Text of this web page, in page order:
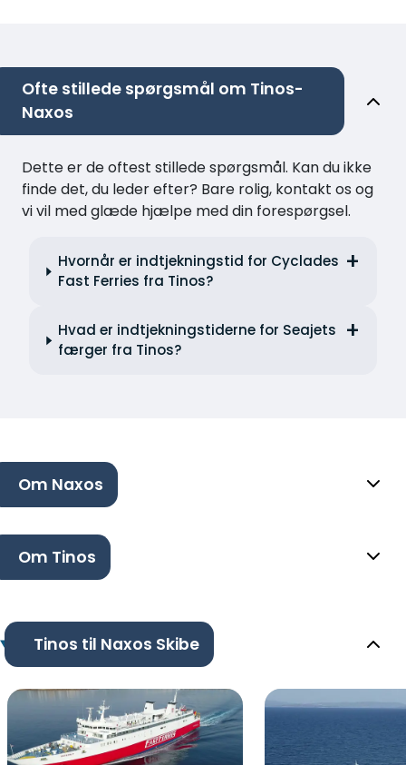
Ofte stillede spørgsmål om Tinos-
Naxos
Dette er de oftest stillede spørgsmål. Kan du ikke
finde det, du leder efter? Bare rolig, kontakt os og
vi vil med glæde hjælpe med din forespørgsel.
Hvornår er indtjekningstid for Cyclades
Fast Ferries fra Tinos?
Hvad er indtjekningstiderne for Seajets
færger fra Tinos?
Om Naxos
Om Tinos
Tinos til Naxos Skibe